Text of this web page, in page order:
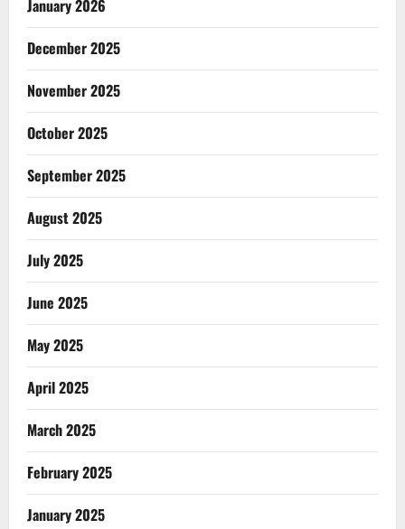
January 2026
December 2025
November 2025
October 2025
September 2025
August 2025
July 2025
June 2025
May 2025
April 2025
March 2025
February 2025
January 2025